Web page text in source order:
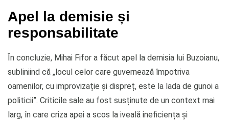
Apel la demisie și
responsabilitate
În concluzie, Mihai Fifor a făcut apel la demisia lui Buzoianu,
subliniind că „locul celor care guvernează împotriva
oamenilor, cu improvizație și dispreț, este la lada de gunoi a
politicii”. Criticile sale au fost susținute de un context mai
larg, în care criza apei a scos la iveală ineficiența și